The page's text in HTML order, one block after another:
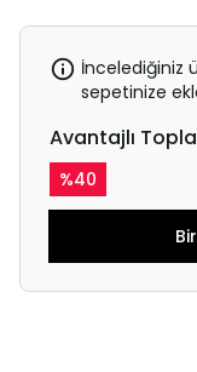
İncelediğiniz
sepetinize
Avantajlı
%40